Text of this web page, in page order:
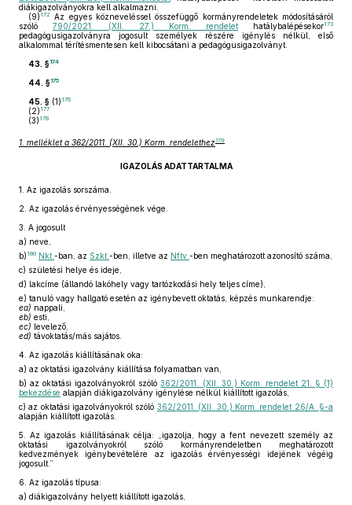
diákigazolványokra kell alkalmazni.
(9) 172
Az egyes közneveléssel összefüggő kormányrendeletek módosításáról
szóló 790/2021. (XII. 27.) Korm. rendelet hatálybalépésekor173
pedagógusigazolványra jogosult személyek részére igénylés nélkül, első
alkalommal térítésmentesen kell kibocsátani a pedagógusigazolványt.
43. §174
44. §175
45. § (1) 176
(2) 177
(3) 178
1. melléklet a 362/2011. (XII. 30.) Korm. rendelethez179
IGAZOLÁS ADATTARTALMA
1. Az igazolás sorszáma.
2. Az igazolás érvényességének vége.
3. A jogosult
a) neve,
b) 180 Nkt. -ban, az Szkt. -ben, illetve az Nftv. -ben meghatározott azonosító száma,
c) születési helye és ideje,
d) lakcíme (állandó lakóhely vagy tartózkodási hely teljes címe),
e) tanuló vagy hallgató esetén az igénybevett oktatás, képzés munkarendje:
ea) nappali,
eb) esti,
ec) levelező,
ed) távoktatás/más sajátos.
4. Az igazolás kiállításának oka:
a) az oktatási igazolvány kiállítása folyamatban van,
b) az oktatási igazolványokról szóló362/2011. (XII. 30.) Korm. rendelet 21. § (1)
bekezdése alapján diákigazolvány igénylése nélkül kiállított igazolás,
c) az oktatási igazolványokról szóló 362/2011. (XII. 30.) Korm. rendelet 26/A. §-a
alapján kiállított igazolás.
5.
Az igazolás kiállításának célja: „igazolja, hogy a fent nevezett személy az
oktatási igazolványokról szóló kormányrendeletben meghatározott
kedvezmények igénybevételére az igazolás érvényességi idejének végéig
jogosult.”
6. Az igazolás típusa:
a) diákigazolvány helyett kiállított igazolás,